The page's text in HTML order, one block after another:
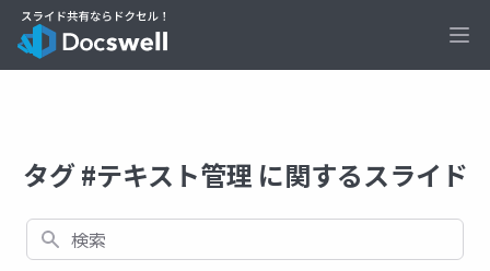
タグ #テキスト管理 に関するスライド
検索